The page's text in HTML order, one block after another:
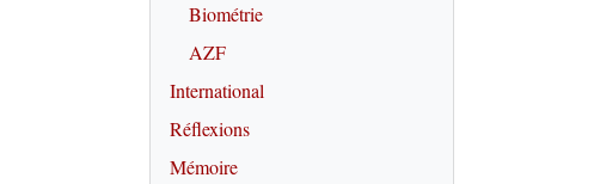
Biométrie
AZF
International
Réflexions
Mémoire